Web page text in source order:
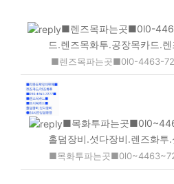
■렌즈목파는곳■0l0-
드.렌즈목화투.공장목카드.
■렌즈목파는곳■0l0-4463-
■목화투파는곳
홀덤장비.섯다장비.렌즈화투
■목화투파는곳